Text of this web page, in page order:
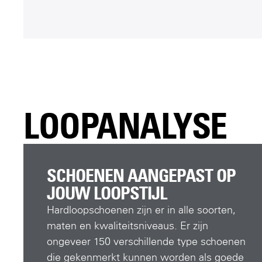
LOOPANALYSE
SCHOENEN AANGEPAST OP
JOUW LOOPSTIJL
Hardloopschoenen zijn er in alle soorten,
maten en kwaliteitsniveaus. Er zijn
ongeveer 150 verschillende type schoenen
die gekenmerkt kunnen worden als goede